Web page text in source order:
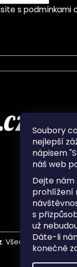
Soubory
nejlepší
nápisem
náš web
Dejte
prohlížení
s
už
Dáte-li
konečně
s podmínkami
O nás
Často
. Všechna práva